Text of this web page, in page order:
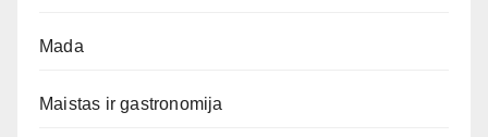
Mada
Maistas ir gastronomija